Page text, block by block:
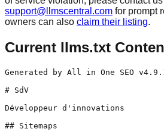
support@llmscentral.com for prompt
owners can also claim their listing.
Current llms.txt
Generated by All in One SEO v4.9.1.1, this is an llms.txt file, used by LLMs to index the site.

# SdV

Développeur d'innovations

## Sitemaps

- [XML Sitemap](https://www.sdv.fr/sitemap.xml): Contains all public & indexable URLs for this website.

## Articles

- [Comment la presse et les groupes médias optimisent leur gestion multisite et gagnent en efficacité.](https://www.sdv.fr/actualites/optimiser-gestion-multisite-presse-medias/) - Découvrez comment les groupes de presse et les médias optimisent la gestion multisite : gain de temps, réduction des coûts et workflows harmonisés avec S-Pulse.
- [Salon La Presse et les Médias au Futur les 2 et 3 décembre 2025](https://www.sdv.fr/actualites/salon-la-presse-et-les-medias-au-futur-les-2-et-3-decembre-2025/) - Inscrivez-vous à notre atelier sur la simplification de la gestion de vos sites et de vos équipes éditoriales et venez échanger au stand 18.
- [Salon BE 5.0 - Salon Industries du Futur - 25 & 26 novembre 2025](https://www.sdv.fr/actualites/salon-be-5-0-salon-industries-du-futur-25-26-novembre-2025/) - SdV propose des solutions d'hébergement souverain, haute disponibilité, sécurisé ainsi que des systèmes de sauvegardes redondantes et immuables.
- [Choisir Kubernetes pour l'hébergement web : Performance, résilience et flexibilité ](https://www.sdv.fr/actualites/hebergement-kubernetes-web-performance-resilience-et-flexibilite/) - Choisir un hébergement Kubernetes chez SdV c'est profiter de disponibilité, d'élasticité, d'automatisation, de souveraineté des données et d'un accompagnement.
- [Cloudweek 2025 : le cloud souverain en pleine croissance](https://www.sdv.fr/actualites/cloudweek-2025-le-cloud-souverain-en-pleine-croissance/) - Cloud européen : croissance, souveraineté et confiance. Découvrez comment SdV renforce sécurité et contrôle avec un hébergement souverain.
- [Les avantages d'externaliser son infrastructure et son infogérance. ](https://www.sdv.fr/actualites/choisir-infogerance-externalisee-securite-performance/) - Quels sont les avantages de l'externalisation des infrastructures et de leur infogérance ? On vous explique tout !
- [Votre identité sur le web : Comment construire un nom de domaine pertinent pour votre activité ?](https://www.sdv.fr/actualites/votre-identite-sur-le-web-comment-construire-un-nom-de-domaine-pertinent-pour-votre-activite/) - Le choix du nom de domaine est une étape décisive. Nous allons explorer les éléments importants à prendre en compte lors de la sélection d'un nom de domaine.
- [Développement de la plateforme DataGrandEst : SdV au service de l’open data régional.](https://www.sdv.fr/actualites/developpement-de-la-plateforme-open-data-datagrandest-region-grand-est/) - SdV accompagne la Région Grand Est pour le développement et l’hébergement sécurisé de sa plateforme open data DataGrandEst.
- [Infrastructure scalable : Évitez les ralentissements et les crashs lors des pics de charge](https://www.sdv.fr/actualites/infrastructure-scalable-evitez-les-ralentissements-et-les-crashs-lors-des-pics-de-charge/) - Pour éviter ralentissements et crash en cas de pic de charge, optez pour une infrastructure scalable. Discutons ensemble de l’optimisation de votre plateforme.
- [Pourquoi choisir l'outil de gestion de contenu et de diffusion  S-Pulse ?](https://www.sdv.fr/actualites/pourquoi-choisir-outil-gestion-contenu-